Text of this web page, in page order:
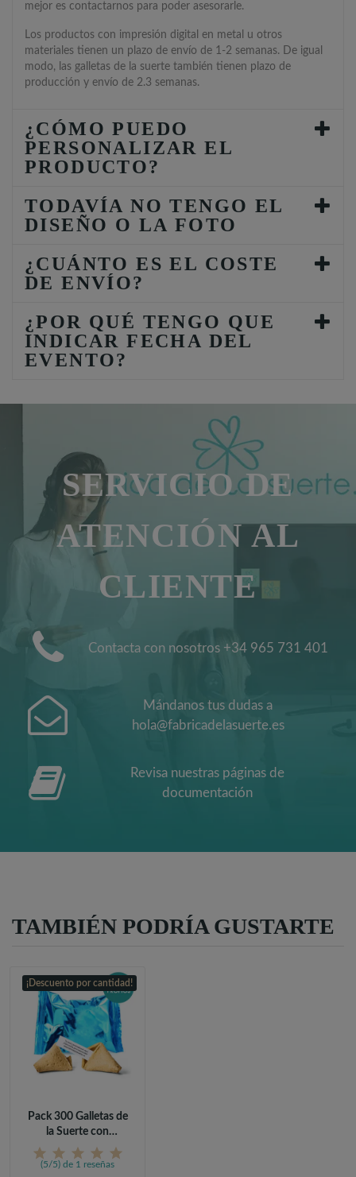
mejor es contactarnos para poder asesorarle.
Los productos con impresión digital en metal u otros
materiales tienen un plazo de envío de 1-2 semanas. De igual
modo, las galletas de la suerte también tienen plazo de
producción y envío de 2.3 semanas.
¿CÓMO PUEDO
PERSONALIZAR EL
PRODUCTO?
TODAVÍA NO TENGO EL
DISEÑO O LA FOTO
¿CUÁNTO ES EL COSTE
DE ENVÍO?
¿POR QUÉ TENGO QUE
INDICAR FECHA DEL
EVENTO?
SERVICIO DE
ATENCIÓN AL
CLIENTE
Contacta con nosotros +34 965 731 401
Mándanos tus dudas a
hola@fabricadelasuerte.es
Revisa nuestras páginas de
documentación
TAMBIÉN PODRÍA GUSTARTE
¡Descuento por cantidad!
Pack 300 Galletas de
la Suerte con
Mensaje...
(5/5) de 1 reseñas